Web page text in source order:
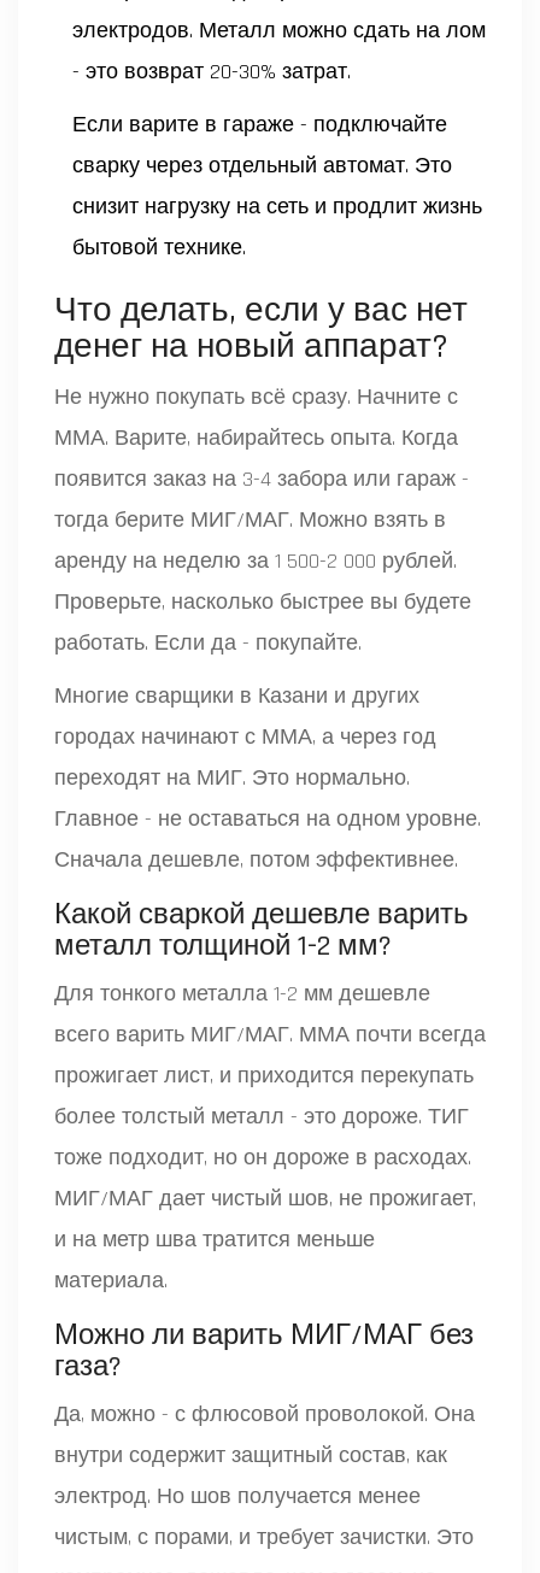
электродов. Металл можно сдать на лом
- это возврат 20-30% затрат.
Если варите в гараже - подключайте
сварку через отдельный автомат. Это
снизит нагрузку на сеть и продлит жизнь
бытовой технике.
Что делать, если у вас нет
денег на новый аппарат?
Не нужно покупать всё сразу. Начните с
ММА. Варите, набирайтесь опыта. Когда
появится заказ на 3-4 забора или гараж -
тогда берите МИГ/МАГ. Можно взять в
аренду на неделю за 1 500-2 000 рублей.
Проверьте, насколько быстрее вы будете
работать. Если да - покупайте.
Многие сварщики в Казани и других
городах начинают с ММА, а через год
переходят на МИГ. Это нормально.
Главное - не оставаться на одном уровне.
Сначала дешевле, потом эффективнее.
Какой сваркой дешевле варить
металл толщиной 1-2 мм?
Для тонкого металла 1-2 мм дешевле
всего варить МИГ/МАГ. ММА почти всегда
прожигает лист, и приходится перекупать
более толстый металл - это дороже. ТИГ
тоже подходит, но он дороже в расходах.
МИГ/МАГ дает чистый шов, не прожигает,
и на метр шва тратится меньше
материала.
Можно ли варить МИГ/МАГ без
газа?
Да, можно - с флюсовой проволокой. Она
внутри содержит защитный состав, как
электрод. Но шов получается менее
чистым, с порами, и требует зачистки. Это